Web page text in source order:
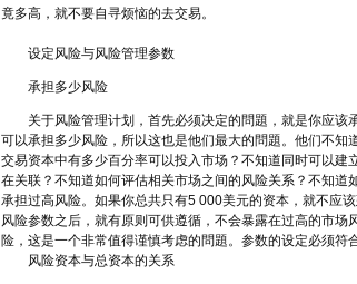
竟多高，就不要自寻烦恼的去交易。
设定风险与风险管理参数
承担多少风险
关于风险管理计划，首先必须决定的問題，就是你应该
可以承担多少风险，所以这也是他们最大的問題。他们不知
交易资本中有多少百分率可以投入市场？不知道同时可以建
在关联？不知道如何评估相关市场之间的风险关系？不知道
承担过高风险。如果你总共只有5 000美元的资本，就不应
风险参数之后，就有原则可供遵循，不会暴露在过高的市场
险，这是一个非常值得谨慎考虑的問題。参数的设定必须符
风险资本与总资本的关系